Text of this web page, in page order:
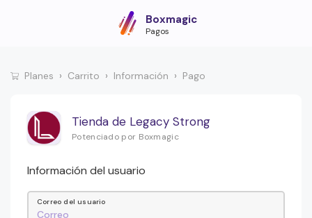
Boxmagic
Pagos
Planes Carrito Información Pago
Tienda de Legacy Strong
Potenciado por Boxmagic
Información del usuario
Correo del usuario